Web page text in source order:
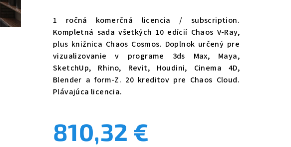
1 ročná komerčná licencia / subscription.
Kompletná sada všetkých 10 edícií Chaos V-Ray,
plus knižnica Chaos Cosmos. Doplnok určený pre
vizualizovanie v programe 3ds Max, Maya,
SketchUp, Rhino, Revit, Houdini, Cinema 4D,
Blender a form-Z. 20 kreditov pre Chaos Cloud.
Plávajúca licencia.
810,32 €